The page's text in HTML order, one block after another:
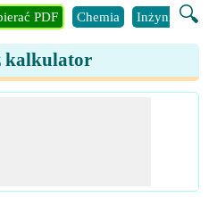
🔍
PDF Chemia Inżynieria
kalkulator